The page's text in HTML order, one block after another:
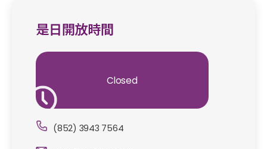
是日開放時間
Closed
(852) 3943 7564